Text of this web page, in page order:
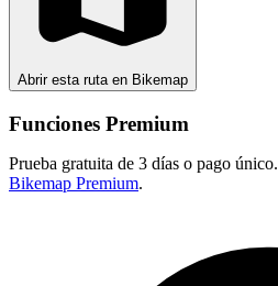
Abrir esta ruta en Bikemap
Funciones Premium
Prueba gratuita de 3 días o pago único.
Bikemap Premium.